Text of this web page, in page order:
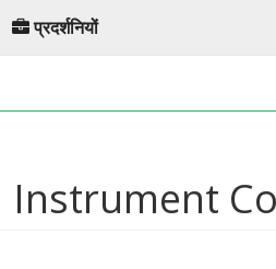
प्रदर्शनियों
Instrument